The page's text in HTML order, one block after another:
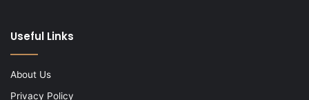
Useful Links
About Us
Privacy Policy